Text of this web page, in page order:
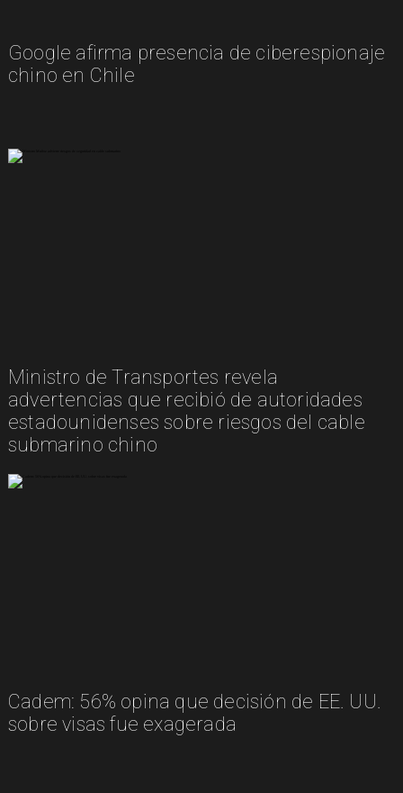
Google afirma presencia de ciberespionaje
chino en Chile
Ministro de Transportes revela
advertencias que recibió de autoridades
estadounidenses sobre riesgos del cable
submarino chino
Cadem: 56% opina que decisión de EE. UU.
sobre visas fue exagerada